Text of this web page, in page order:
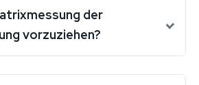
der
vorzuziehen?